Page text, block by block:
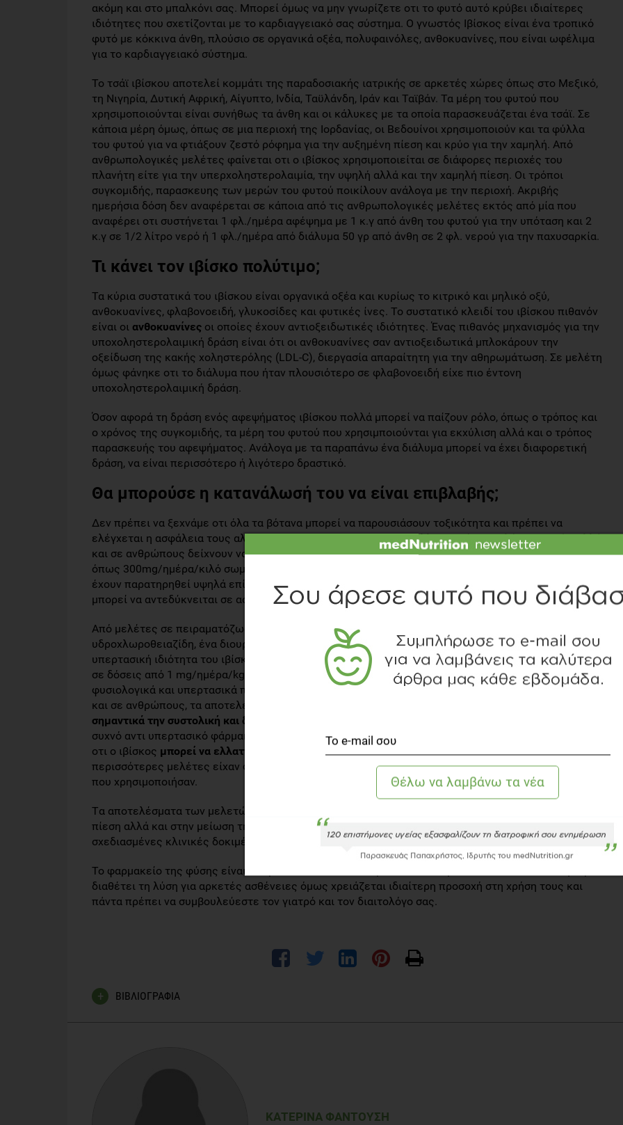
ακόμη και στο μπαλκόνι σας. Μπορεί όμως να μην γνωρίζετε οτι το φυτό αυτό κρύβει ιδιαίτερες
ιδιότητες που σχετίζονται με το καρδιαγγειακό σας σύστημα. Ο γνωστός Ιβίσκος είναι ένα τροπικό
φυτό με κόκκινα άνθη, πλούσιο σε οργανικά οξέα, πολυφαινόλες, ανθοκυανίνες, που είναι ωφέλιμα
για το καρδιαγγειακό σύστημα.
Το τσάϊ ιβίσκου αποτελεί κομμάτι της παραδοσιακής ιατρικής σε αρκετές χώρες όπως στο Μεξικό,
τη Νιγηρία, Δυτική Αφρική, Αίγυπτο, Ινδία, Ταϋλάνδη, Ιράν και Ταϊβάν. Τα μέρη του φυτού που
χρησιμοποιούνται είναι συνήθως τα άνθη και οι κάλυκες με τα οποία παρασκευάζεται ένα τσάϊ. Σε
κάποια μέρη όμως, όπως σε μια περιοχή της Ιορδανίας, οι Βεδουίνοι χρησιμοποιούν και τα φύλλα
του φυτού για να φτιάξουν ζεστό ρόφημα για την αυξημένη πίεση και κρύο για την χαμηλή. Από
ανθρωπολογικές μελέτες φαίνεται οτι ο ιβίσκος χρησιμοποιείται σε διάφορες περιοχές του
πλανήτη είτε για την υπερχοληστερολαιμία, την υψηλή αλλά και την χαμηλή πίεση. Οι τρόποι
συγκομιδής, παρασκευης των μερών του φυτού ποικίλουν ανάλογα με την περιοχή. Ακριβής
ημερήσια δόση δεν αναφέρεται σε κάποια από τις ανθρωπολογικές μελέτες εκτός από μία που
αναφέρει οτι συστήνεται 1 φλ./ημέρα αφέψημα με 1 κ.γ από άνθη του φυτού για την υπόταση και 2
κ.γ σε 1/2 λίτρο νερό ή 1 φλ./ημέρα από διάλυμα 50 γρ από άνθη σε 2 φλ. νερού για την παχυσαρκία.
Τι κάνει τον ιβίσκο πολύτιμο;
Τα κύρια συστατικά του ιβίσκου είναι οργανικά οξέα και κυρίως το κιτρικό και μηλικό οξύ,
ανθοκυανίνες, φλαβονοειδή, γλυκοσίδες και φυτικές ίνες. Το συστατικό κλειδί του ιβίσκου πιθανόν
είναι οι ανθοκυανίνες οι οποίες έχουν αντιοξειδωτικές ιδιότητες. Ένας πιθανός μηχανισμός για την
υποχοληστερολαιμική δράση είναι ότι οι ανθοκυανίνες σαν αντιοξειδωτικά μπλοκάρουν την
οξείδωση της κακής χοληστερόλης (LDL-C), διεργασία απαραίτητη για την αθηρωμάτωση. Σε μελέτη
όμως φάνηκε οτι το διάλυμα που ήταν πλουσιότερο σε φλαβονοειδή είχε πιο έντονη
υποχοληστερολαιμική δράση.
Όσον αφορά τη δράση ενός αφεψήματος ιβίσκου πολλά μπορεί να παίζουν ρόλο, όπως ο τρόπος και
ο χρόνος της συγκομιδής, τα μέρη του φυτού που χρησιμποιούνται για εκχύλιση αλλά και ο τρόπος
παρασκευής του αφεψήματος. Ανάλογα με τα παραπάνω ένα διάλυμα μπορεί να έχει διαφορετική
δράση, να είναι περισσότερο ή λιγότερο δραστικό.
Θα μπορούσε η κατανάλωσή του να είναι επιβλαβής;
Δεν πρέπει να ξεχνάμε οτι όλα τα βότανα μπορεί να παρουσιάσουν τοξικότητα και πρέπει να
ελέγχεται η ασφάλεια τους αλλά και η αλληλεπίδρασή τους με άλλες ουσίες. Μελέτες σε ζώα αλλά
και σε ανθρώπους δείχνουν να μην επηρεάζεται το ήπαρ και τα νεφρά. Σε μεγαδόσεις όμως
όπως 300mg/ημέρα/κιλό σωματικού βάρους για 3 μήνες παρουσιάστηκε ηπατοτοξικότητα. Επίσης
έχουν παρατηρηθεί υψηλά επίπεδα ουρικού οξέος σε μεγάλες δόσεις ιβίσκου, που σημαίνει οτι
μπορεί να αντεδύκνειται σε ασθενείς με αυξημένο ουρικό οξυ στο αίμα.
Από μελέτες σε πειραματόζωα προκύπτει οτι η κατανάλωση ιβίσκου αλληλεπιδρά με την
υδροχλωροθειαζίδη, ένα διουρητικό φάρμακο, και δεν πρέπει να λαμβάνονται μαζι. Η αντι-
υπερτασική ιδιότητα του ιβίσκου έχει διερευνηθεί σε μελέτες με πειραματόζωα και έχει φανεί οτι
σε δόσεις από 1 mg/ημέρα/kg εως και 1000 μπορούν να μειώσουν την αρτηριακή πίεση σε
φυσιολογικά και υπερτασικά πειραματόζωα. Η επίδραση του ιβίσκου στην υπέρταση έχει μελετηθεί
και σε ανθρώπους, τα αποτελέσματα των μελετών δείχνουν οτι
σημαντικά την συστολική και διαστολική πιεση
συχνό αντι υπερτασικό φάρμακο αλλά όχι όσο η λισινοπρίλη. Σε πάνω από τις μισές μελέτες φάνηκε
οτι ο ιβίσκος μπορεί να ελλαττώσει και τα επίπεδα της χοληστερολης. Δυστυχώς όμως οι
περισσότερες μελέτες είχαν φτωχό σχεδιασμό και δεν περιγράφουν ακριβώς το μέρος του φυτού
που χρησιμοποιήσαν.
Tα αποτελέσματα των μελετών είναι ενθαρρυνττικά για την δράση του ιβίσκου στην αρτηριακή
πίεση αλλά και στην μείωση της χοληστερόλης, ωστόσο χρειάζονται περισσότερες καλά
σχεδιασμένες κλινικές δοκιμές προκειμένου να επιβεβαιωθεί η δραστικότητά του.
Το φαρμακείο της φύσης είναι απέραντο και αυτό που πρέπει να έχουμε κατα νού είναι οτι σίγουρα
διαθέτει τη λύση για αρκετές ασθένειες όμως χρειάζεται ιδιαίτερη προσοχή στη χρήση τους και
πάντα πρέπει να συμβουλεύεστε τον γιατρό και τον διαιτολόγο σας.
ΒΙΒΛΙΟΓΡΑΦΙΑ
ΚΑΤΕΡΊΝΑ ΦΑΝΤΟΎΣΗ